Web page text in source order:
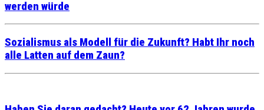
werden würde
Sozialismus als Modell für die Zukunft? Habt Ihr noch
alle Latten auf dem Zaun?